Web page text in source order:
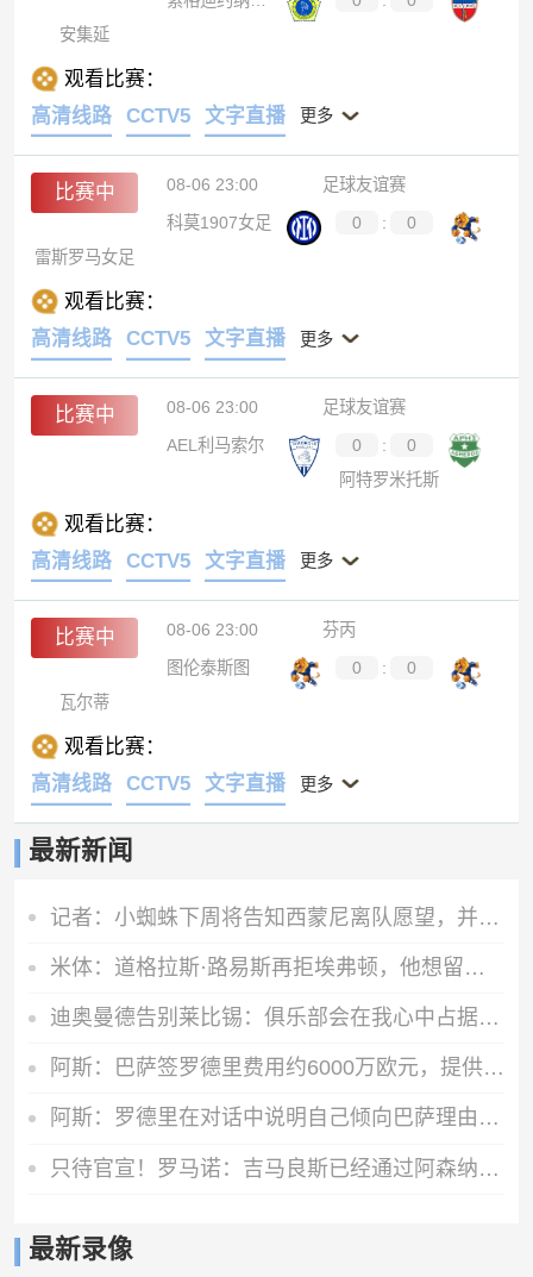
安集延
观看比赛：
高清线路
CCTV5 文字直播 更多
比赛中 08-06 23:00
足球友谊赛
科莫1907女足
0 :
0
雷斯罗马女足
观看比赛：
高清线路
CCTV5 文字直播 更多
比赛中 08-06 23:00
足球友谊赛
AEL利马索尔
0 :
0
阿特罗米托斯
观看比赛：
高清线路
CCTV5 文字直播 更多
比赛中 08-06 23:00
芬丙
图伦泰斯图
0 :
0
瓦尔蒂
观看比赛：
高清线路
CCTV5 文字直播 更多
最新新闻
记者：小蜘蛛下周将告知西蒙尼离队愿望，并希望得到理解和帮助
米体：道格拉斯·路易斯再拒埃弗顿，他想留队 但俱乐部尚未敲定
迪奥曼德告别莱比锡：俱乐部会在我心中占据特殊位置，感谢所有
阿斯：巴萨签罗德里费用约6000万欧元，提供4年税前3000万欧合同
阿斯：罗德里在对话中说明自己倾向巴萨理由，皇马对此理解＆祝好
只待官宣！罗马诺：吉马良斯已经通过阿森纳体检，即将签约四年
最新录像